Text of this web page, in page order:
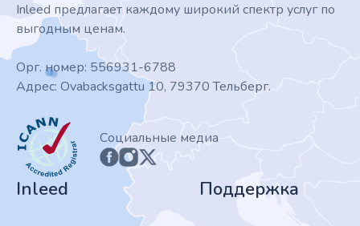
Inleed предлагает каждому широкий спектр услуг по
выгодным ценам.
Орг. номер: 556931-6788
Адрес: Ovabacksgattu 10, 79370 Тельберг.
ICANN
Социальные медиа
Inleed Поддержка